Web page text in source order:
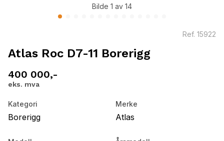
Bilde 1 av 14
Ref. 15922
Atlas Roc D7-11 Borerigg
400 000,-
eks. mva
Kategori
Borerigg
Merke
Atlas